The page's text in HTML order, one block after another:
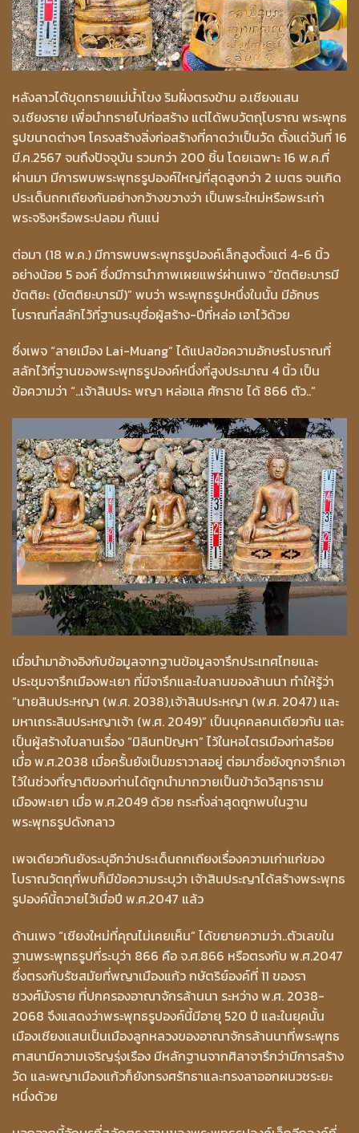
หลังลาวได้ขุดทรายแม่น้ำโขง ริมฝั่งตรงข้าม อ.เชียงแสน
จ.เชียงราย เพื่อนำทรายไปก่อสร้าง แต่ได้พบวัตถุโบราณ พระพุทธ
รูปขนาดต่างๆ โครงสร้างสิ่งก่อสร้างที่คาดว่าเป็นวัด ตั้งแต่วันที่ 16
มี.ค.2567 จนถึงปัจจุบัน รวมกว่า 200 ชิ้น โดยเฉพาะ 16 พ.ค.ที่
ผ่านมา มีการพบพระพุทธรูปองค์ใหญ่ที่สุดสูงกว่า 2 เมตร จนเกิด
ประเด็นถกเถียงกันอย่างกว้างขวางว่า เป็นพระใหม่หรือพระเก่า
พระจริงหรือพระปลอม กันแน่
ต่อมา (18 พ.ค.) มีการพบพระพุทธรูปองค์เล็กสูงตั้งแต่ 4-6 นิ้ว
อย่างน้อย 5 องค์ ซึ่งมีการนำภาพเผยแพร่ผ่านเพจ “ขัตติยะบารมี
ขัตติยะ (ขัตติยะบารมี)” พบว่า พระพุทธรูปหนึ่งในนั้น มีอักษร
โบราณที่สลักไว้ที่ฐานระบุชื่อผู้สร้าง-ปีที่หล่อ เอาไว้ด้วย
ซึ่งเพจ “ลายเมือง Lai-Muang” ได้แปลข้อความอักษรโบราณที่
สลักไว้ที่ฐานของพระพุทธรูปองค์หนึ่งที่สูงประมาณ 4 นิ้ว เป็น
ข้อความว่า “..เจ้าสินประ พญา หล่อแล ศักราช ได้ 866 ตัว..”
เมื่อนำมาอ้างอิงกับข้อมูลจากฐานข้อมูลจารึกประเทศไทยและ
ประชุมจารึกเมืองพะเยา ที่มีจารึกและใบลานของล้านนา ทำให้รู้ว่า
“นายสินประหญา (พ.ศ. 2038),เจ้าสินประหญา (พ.ศ. 2047) และ
มหาเถระสินประหญาเจ้า (พ.ศ. 2049)” เป็นบุคคลคนเดียวกัน และ
เป็นผู้สร้างใบลานเรื่อง “มิลินทปัญหา” ไว้ในหอไตรเมืองท่าสร้อย
เมื่่อ พ.ศ.2038 เมื่อครั้นยังเป็นฆราวาสอยู่ ต่อมาชื่อยังถูกจารึกเอา
ไว้ในช่วงที่ญาติของท่านได้ถูกนำมาถวายเป็นข้าวัดวิสุทธาราม
เมืองพะเยา เมื่อ พ.ศ.2049 ด้วย กระทั่งล่าสุดถูกพบในฐาน
พระพุทธรูปดังกลาว
เพจเดียวกันยังระบุอีกว่าประเด็นถกเถียงเรื่องความเก่าแก่ของ
โบราณวัตถุที่พบก็มีข้อความระบุว่า เจ้าสินประญาได้สร้างพระพุทธ
รูปองค์นี้ถวายไว้เมื่อปี พ.ศ.2047 แล้ว
ด้านเพจ “เชียงใหม่ที่คุณไม่เคยเห็น” ได้ขยายความว่า..ตัวเลขใน
ฐานพระพุทธรูปที่ระบุว่า 866 คือ จ.ศ.866 หรือตรงกับ พ.ศ.2047
ซึ่งตรงกับรัชสมัยที่พญาเมืองแก้ว กษัตริย์องค์ที่ 11 ของรา
ชวงศ์มังราย ที่ปกครองอาณาจักรล้านนา ระหว่าง พ.ศ. 2038-
2068 จึงแสดงว่าพระพุทธรูปองค์นี้มีอายุ 520 ปี และในยุคนั้น
เมืองเชียงแสนเป็นเมืองลูกหลวงของอาณาจักรล้านนาที่พระพุทธ
ศาสนามีความเจริญรุ่งเรือง มีหลักฐานจากศิลาจารึกว่ามีการสร้าง
วัด และพญาเมืองแก้วก็ยังทรงศรัทธาและทรงลาออกผนวชระยะ
หนึ่งด้วย